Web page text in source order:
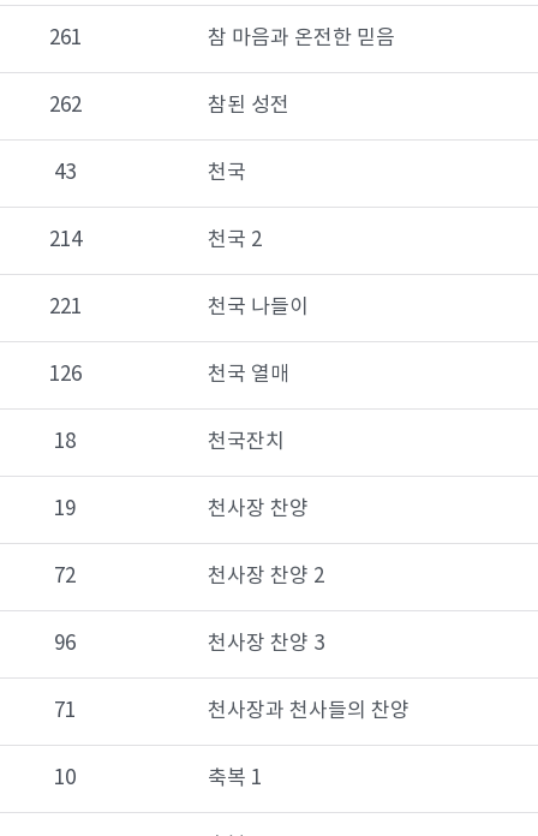
261 참 마음과 온전한 믿음
262 참된 성전
43 천국
214 천국 2
221 천국 나들이
126 천국 열매
18 천국잔치
19 천사장 찬양
72 천사장 찬양 2
96 천사장 찬양 3
71 천사장과 천사들의 찬양
10 축복 1